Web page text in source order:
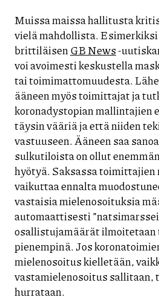
Muissa maissa hallitusta
vielä mahdollista. Esimerkiksi
brittiläisenGB News-
voi avoimesti keskustella
tai toimimattomuudesta.
ääneen myös toimittajat ja
koronadystopian mallintajien
täysin vääriä ja että niiden
vastuuseen. Ääneen saa
sulkutiloista on ollut
hyötyä. Saksassa toimittajien
vaikuttaa ennalta
vastaisia mielenosoituksia
automaattisesti
osallistujamäärät
pienempinä. Jos
mielenosoitus kielletään,
vastamielenosoitus
hurrataan.